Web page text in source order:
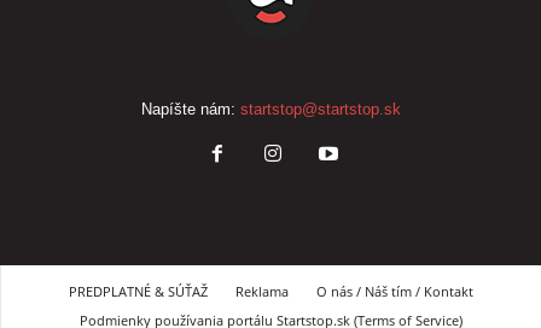
Napíšte nám: startstop@startstop.sk
PREDPLATNÉ & SÚŤAŽ Reklama
O nás / Náš tím / Kontakt
Podmienky používania portálu Startstop.sk (Terms of Service)